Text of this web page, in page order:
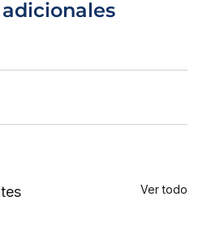
Ver todo